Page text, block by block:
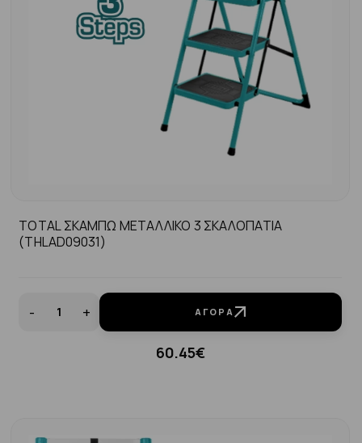
TOTAL ΣΚΑΜΠΩ ΜΕΤΑΛΛΙΚΟ 3 ΣΚΑΛΟΠΑΤΙΑ
(THLAD09031)
- + ΑΓΟΡΆ
60.45€